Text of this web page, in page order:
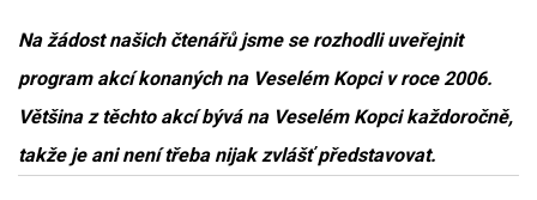
Na žádost našich čtenářů jsme se rozhodli uveřejnit
program akcí konaných na Veselém Kopci v roce 2006.
Většina z těchto akcí bývá na Veselém Kopci každoročně,
takže je ani není třeba nijak zvlášť představovat.